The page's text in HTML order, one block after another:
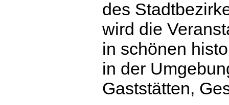
des
wird die
in schönen
in der
Gaststätten,